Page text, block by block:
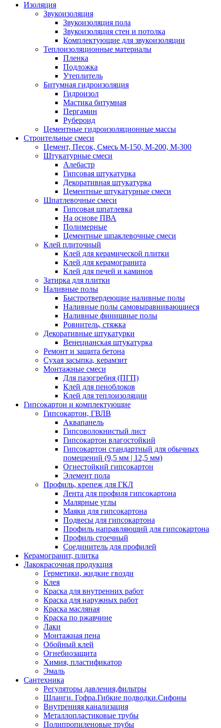
Изоляция
Звукоизоляция
Звукоизоляция пола
Звукоизоляция стен и потолка
Комплектующие для звукоизоляции
Теплоизоляционные материалы
Пленка
Подложка
Утеплитель
Битумная гидроизоляция
Гидроизол
Мастика битумная
Пергамин
Рубероид
Цементные гидроизоляционные массы
Строительные смеси
Цемент, Песок, Смесь М-150, М-200, М-300
Штукатурные смеси
Алебастр
Гипсовая штукатурка
Декоративная штукатурка
Цементные штукатурные смеси
Шпатлевочные смеси
Гипсовая шпатлевка
На основе ПВА
Полимерные
Цементные шпаклевочные смеси
Клей плиточный
Клей для керамической плитки
Клей для керамогранита
Клей для печей и каминов
Затирка для плитки
Наливные полы
Быстротвердеющие наливные полы
Наливные полы самовыравнивающиеся
Наливные финишные полы
Ровнитель, стяжка
Декоративные штукатурки
Венецианская штукатурка
Ремонт и защита бетона
Сухая засыпка, керамзит
Монтажные смеси
Для пазогребня (ПГП)
Клей для пеноблоков
Клей для теплоизоляции
Гипсокартон и комплектующие
Гипсокартон, ГВЛВ
Аквапанель
Гипсоволокнистый лист
Гипсокартон влагостойкий
Гипсокартон стандартный для обычных
помещений (9,5 мм | 12,5 мм)
Огнестойкий гипсокартон
Элемент пола
Профиль, крепеж для ГКЛ
Лента для профиля гипсокартона
Малярные углы
Маяки для гипсокартона
Подвесы для гипсокартона
Профиль направляющий для гипсокартона
Профиль стоечный
Соединитель для профилей
Керамогранит, плитка
Лакокрасочная продукция
Герметики, жидкие гвозди
Клея
Краска для внутренних работ
Краска для наружных работ
Краска масляная
Краска по ржавчине
Лаки
Монтажная пена
Обойный клей
Огнебиозащита
Химия, пластификатор
Эмаль
Сантехника
Регуляторы давления,фильтры
Шланги. Гофра.Гибкие подводки.Сифоны
Внутренняя канализация
Металлопластиковые трубы
Полипропиленовые трубы